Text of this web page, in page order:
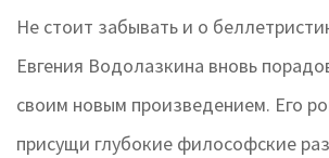
Не стоит забывать и о
Евгения Водолазкина вновь
своим новым произведением. Его
присущи глубокие философские